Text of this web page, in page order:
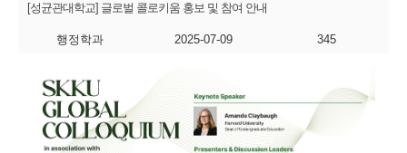
[성균관대학교] 글로벌 콜로키움 홍보 및 참여 안내
행정학과 2025-07-09 345